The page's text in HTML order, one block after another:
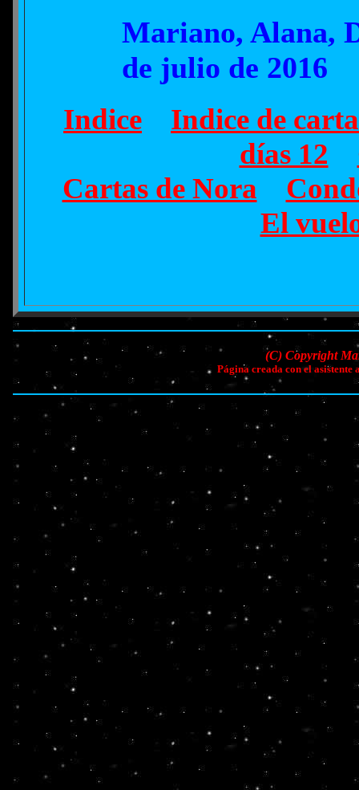
Mariano, Alana,
de julio de 2016
Indice
Indice de
días 12
Cartas de Nora
El
(C) Copyright
Página creada con el